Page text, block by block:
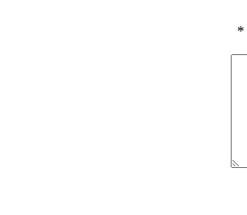
*